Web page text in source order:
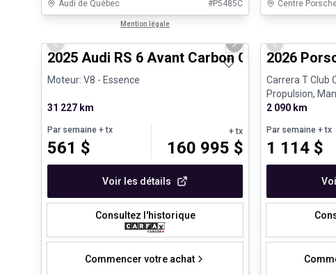
Audi de Québec #P5485C
Mention légale
Centre
Véhicules d'occasion certifiés
Previous slide Next slide
2025 Audi RS 6 Avant Carbon Optic Package
Moteur: V8 - Essence
31 227 km
Par semaine + tx
561 $
+ tx
160 995 $
Voir les détails
Consultez l'historique
Commencer votre achat
Véhicules
Previous slide
2026
Carrera T Club
Propulsion,
2 090 km
Par semaine + tx
1 114 $